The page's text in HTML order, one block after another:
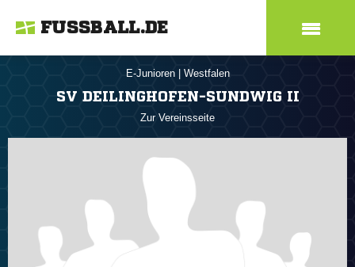
FUSSBALL.DE
E-Junioren Westfalen
SV DEILINGHOFEN-SUNDWIG II
Zur Vereinsseite